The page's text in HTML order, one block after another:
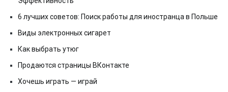
6 лучших советов: Поиск работы для иностранца в Польше
Виды электронных сигарет
Как выбрать утюг
Продаются страницы ВКонтакте
Хочешь играть — играй